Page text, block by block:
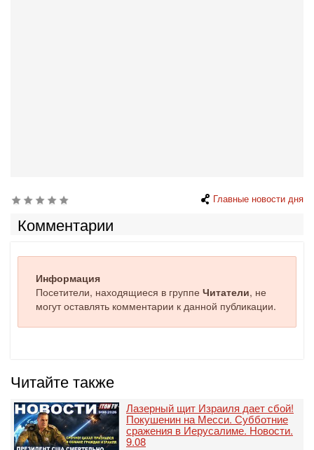
Главные новости дня
Комментарии
Информация
Посетители, находящиеся в группе Читатели, не
могут оставлять комментарии к данной публикации.
Читайте также
Лазерный щит Израиля дает сбой!
Покушенин на Месси. Субботние
сражения в Иерусалиме. Новости.
9.08